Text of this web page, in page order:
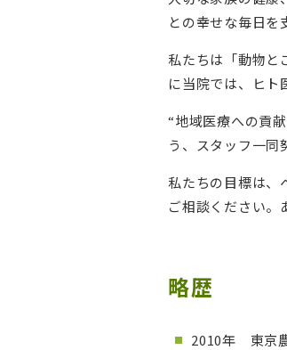
との幸せな毎日を
私たちは「動物と
に当院では、ヒト
“地域医療への貢
う、スタッフ一同
私たちの目標は、
ご相談ください。
略歴
2010年 東京